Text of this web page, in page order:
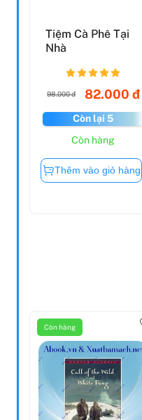
Tiệm Cà Phê Tại
Nhà
98.000 đ 82.000 đ
Còn hàng